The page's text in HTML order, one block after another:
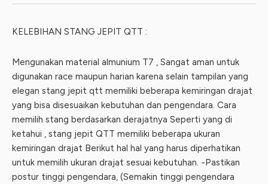
KELEBIHAN STANG JEPIT QTT :
Mengunakan material almunium T7 , Sangat aman untuk
digunakan race maupun harian karena selain tampilan yang
elegan stang jepit qtt memiliki beberapa kemiringan drajat
yang bisa disesuaikan kebutuhan dan pengendara. Cara
memilih stang berdasarkan derajatnya Seperti yang di
ketahui , stang jepit QTT memiliki beberapa ukuran
kemiringan drajat Berikut hal hal yang harus diperhatikan
untuk memilih ukuran drajat sesuai kebutuhan. -Pastikan
postur tinggi pengendara, (Semakin tinggi pengendara